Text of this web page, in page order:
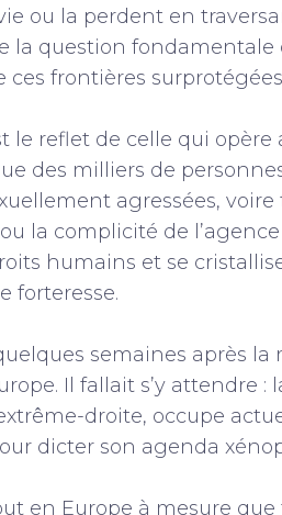
ou la perdent en
la question fondamentale
ces frontières
le reflet de celle qui opère
des milliers de
agressées, voire
la complicité de
humains et se
forteresse.
semaines après la
Il fallait s’y attendre :
droite, occupe
dicter son agenda
en Europe à mesure